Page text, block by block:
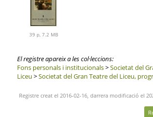
39 p, 7.2 MB
El registre apareix a les col·leccions:
Fons personals i institucionals>Societat del
Liceu >Societat del Gran Teatre del Liceu,
Registre creat el 2016-02-16, darrera modificació el